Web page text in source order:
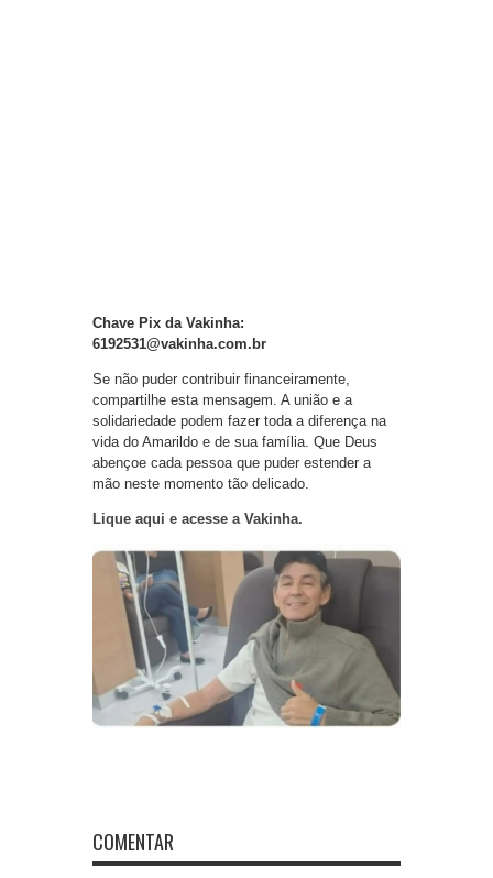
Chave Pix da Vakinha:
6192531@vakinha.com.br
Se não puder contribuir financeiramente,
compartilhe esta mensagem. A união e a
solidariedade podem fazer toda a diferença na
vida do Amarildo e de sua família. Que Deus
abençoe cada pessoa que puder estender a
mão neste momento tão delicado.
Lique aqui e acesse a Vakinha.
COMENTAR